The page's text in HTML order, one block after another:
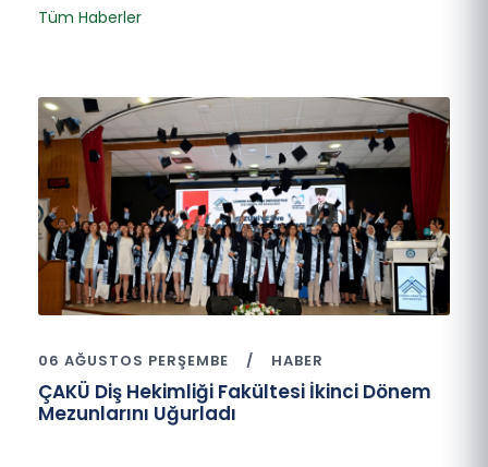
Tüm Haberler
06 AĞUSTOS PERŞEMBE HABER
ÇAKÜ Diş Hekimliği Fakültesi İkinci Dönem
Mezunlarını Uğurladı